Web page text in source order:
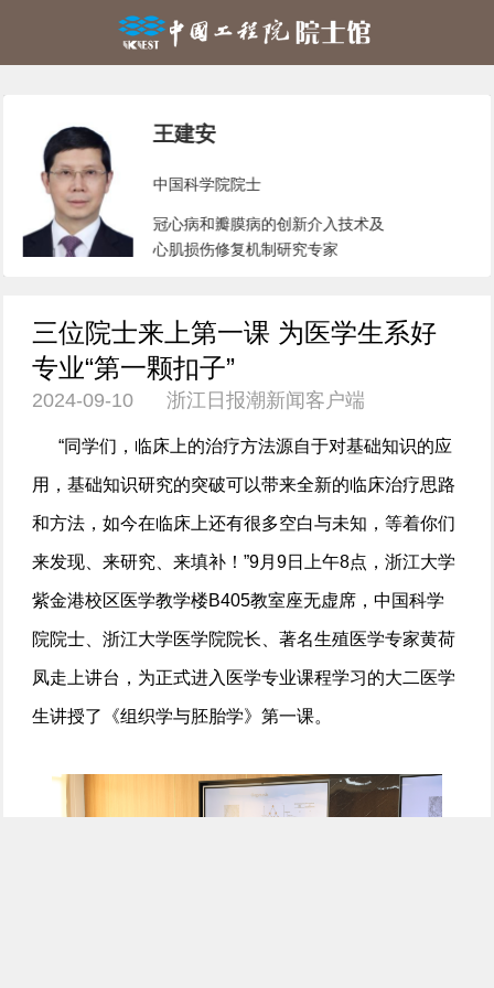
王建安
中国科学院院士
冠心病和瓣膜病的创新介入技术及
心肌损伤修复机制研究专家
三位院士来上第一课 为医学生系好
专业“第一颗扣子”
2024-09-10 浙江日报潮新闻客户端
“同学们，临床上的治疗方法源自于对基础知识的应
用，基础知识研究的突破可以带来全新的临床治疗思路
和方法，如今在临床上还有很多空白与未知，等着你们
来发现、来研究、来填补！”9月9日上午8点，浙江大学
紫金港校区医学教学楼B405教室座无虚席，中国科学
院院士、浙江大学医学院院长、著名生殖医学专家黄荷
凤走上讲台，为正式进入医学专业课程学习的大二医学
生讲授了《组织学与胚胎学》第一课。